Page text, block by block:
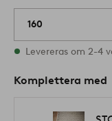
160
I lager
Levereras om 2-4
Komplettera med